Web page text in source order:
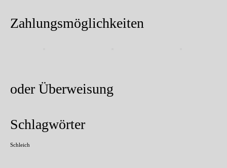
Zahlungsmöglichkeiten
oder Überweisung
Schlagwörter
Schleich